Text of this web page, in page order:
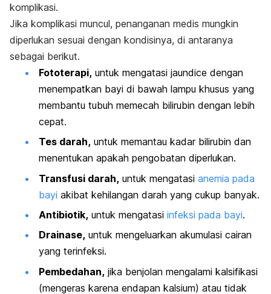
komplikasi.
Jika komplikasi muncul, penanganan medis mungkin
diperlukan sesuai dengan kondisinya, di antaranya
sebagai berikut.
Fototerapi, untuk mengatasi jaundice dengan
menempatkan bayi di bawah lampu khusus yang
membantu tubuh memecah bilirubin dengan lebih
cepat.
Tes darah, untuk memantau kadar bilirubin dan
menentukan apakah pengobatan diperlukan.
Transfusi darah, untuk mengatasi anemia pada
bayi akibat kehilangan darah yang cukup banyak.
Antibiotik, untuk mengatasi infeksi pada bayi.
Drainase, untuk mengeluarkan akumulasi cairan
yang terinfeksi.
Pembedahan, jika benjolan mengalami kalsifikasi
(mengeras karena endapan kalsium) atau tidak